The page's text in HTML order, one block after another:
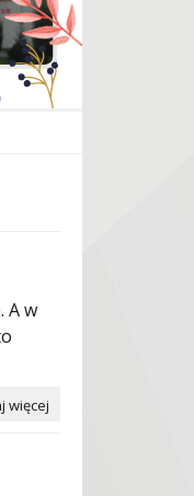
w
więcej